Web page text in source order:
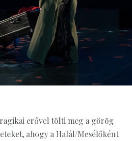
erővel tölti meg a görög
ahogy a Halál/Mesélőként